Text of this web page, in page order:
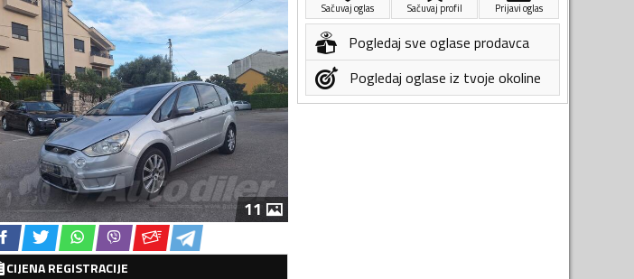
11
CIJENA REGISTRACIJE
Sačuvaj oglas Sačuvaj profil Prijavi oglas
Pogledaj sve oglase prodavca
Pogledaj oglase iz tvoje okoline